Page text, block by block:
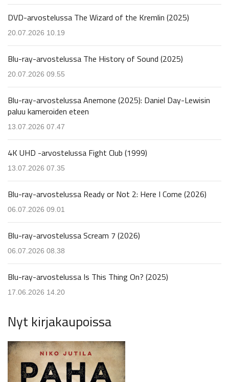
DVD-arvostelussa The Wizard of the Kremlin (2025)
20.07.2026 10.19
Blu-ray-arvostelussa The History of Sound (2025)
20.07.2026 09.55
Blu-ray-arvostelussa Anemone (2025): Daniel Day-Lewisin
paluu kameroiden eteen
13.07.2026 07.47
4K UHD -arvostelussa Fight Club (1999)
13.07.2026 07.35
Blu-ray-arvostelussa Ready or Not 2: Here I Come (2026)
06.07.2026 09.01
Blu-ray-arvostelussa Scream 7 (2026)
06.07.2026 08.38
Blu-ray-arvostelussa Is This Thing On? (2025)
17.06.2026 14.20
Nyt kirjakaupoissa